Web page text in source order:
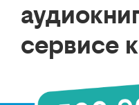
сервисе